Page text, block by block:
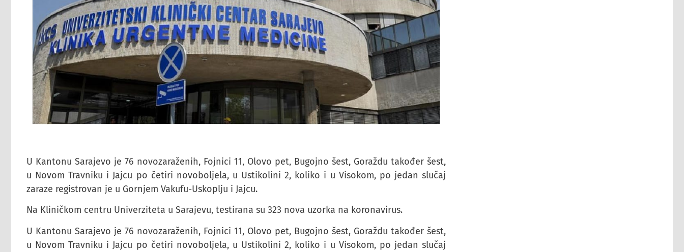
U Kantonu Sarajevo je 76 novozaraženih, Fojnici 11, Olovo pet, Bugojno šest, Goraždu također šest,
u Novom Travniku i Jajcu po četiri novoboljela, u Ustikolini 2, koliko i u Visokom, po jedan slučaj
zaraze registrovan je u Gornjem Vakufu-Uskoplju i Jajcu.
Na Kliničkom centru Univerziteta u Sarajevu, testirana su 323 nova uzorka na koronavirus.
U Kantonu Sarajevo je 76 novozaraženih, Fojnici 11, Olovo pet, Bugojno šest, Goraždu također šest,
u Novom Travniku i Jajcu po četiri novoboljela, u Ustikolini 2, koliko i u Visokom, po jedan slučaj